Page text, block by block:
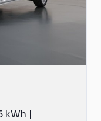
kWh |